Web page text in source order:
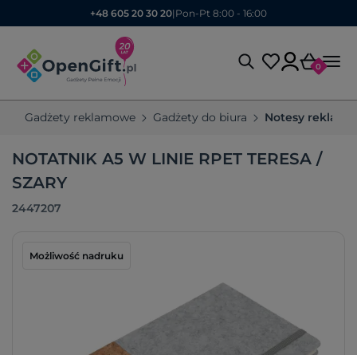
+48 605 20 30 20| Pon-Pt 8:00 - 16:00
0
Gadżety reklamowe Gadżety do biura Notesy
NOTATNIK A5 W LINIE RPET TERESA /
SZARY
2447207
Możliwość nadruku